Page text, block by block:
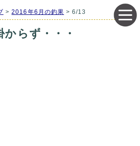
>2016年6月の釣果 > 6/13
らず・・・